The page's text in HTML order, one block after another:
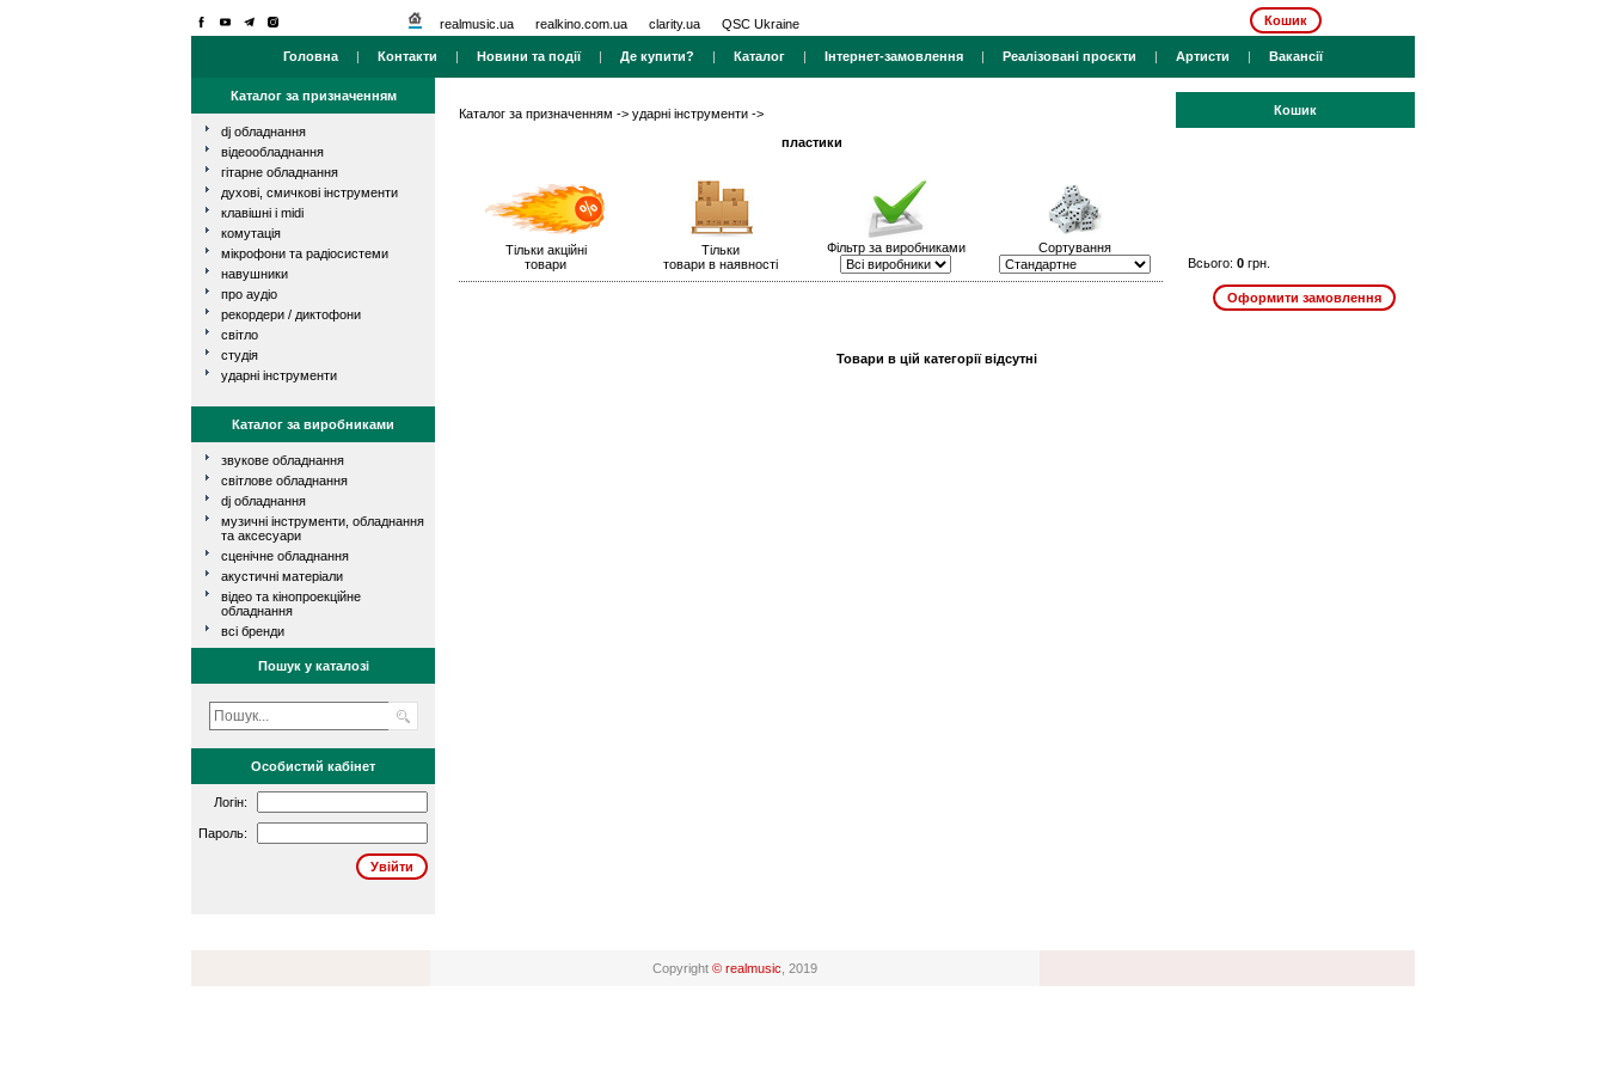
realmusic.ua realkino.com.ua clarity.ua QSC Ukraine Кошик
Головна | Контакти | Новини та події| Де купити? | Каталог | Інтернет-замовлення | Реалізовані проєкти | Артисти | Вакансії
Каталог за призначенням
dj обладнання
відеообладнання
гітарне обладнання
духові, смичкові інструменти
клавішні і midi
комутація
мікрофони та радіосистеми
навушники
про аудіо
рекордери / диктофони
світло
студія
ударні інструменти
Каталог за виробниками
звукове обладнання
світлове обладнання
dj обладнання
музичні інструменти, обладнання
та аксесуари
сценічне обладнання
акустичні матеріали
відео та кінопроекційне
обладнання
всі бренди
Пошук у каталозі
Особистий кабінет
Логін:
Пароль:
Каталог за призначенням -> ударні інструменти ->
пластики
Тільки акційні
товари
Тільки
товари в наявності
Фільтр за виробниками Сортування
Кошик
Всього: 0 грн.
Товари в цій категорії відсутні
Copyright © realmusic , 2019